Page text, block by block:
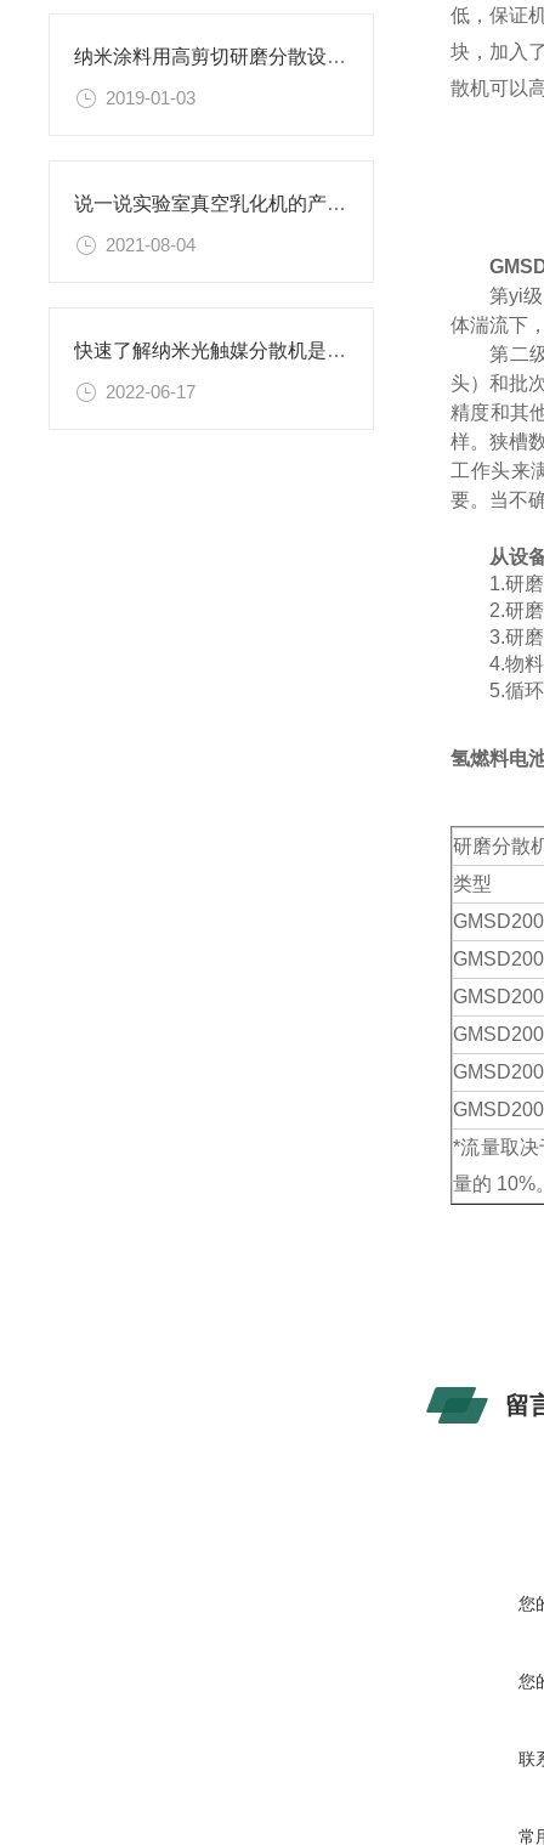
纳米涂料用高剪切研磨分散设备更稳定
2019-01-03
说一说实验室真空乳化机的产品特点有哪些？
2021-08-04
快速了解纳米光触媒分散机是什么？
2022-06-17
低，保证
块，加入
散机可以
第yi
体湍流下
第二
头）和批
精度和其
样。狭槽
工作头来
要。当不
从设
1.研
2.研
3.研
4.物
5.循
氢燃料电
研磨分散
类型
GMSD
GMSD
GMSD
GMSD
GMSD
GMSD
*流量取
量的 10%
留
您
您
联
常